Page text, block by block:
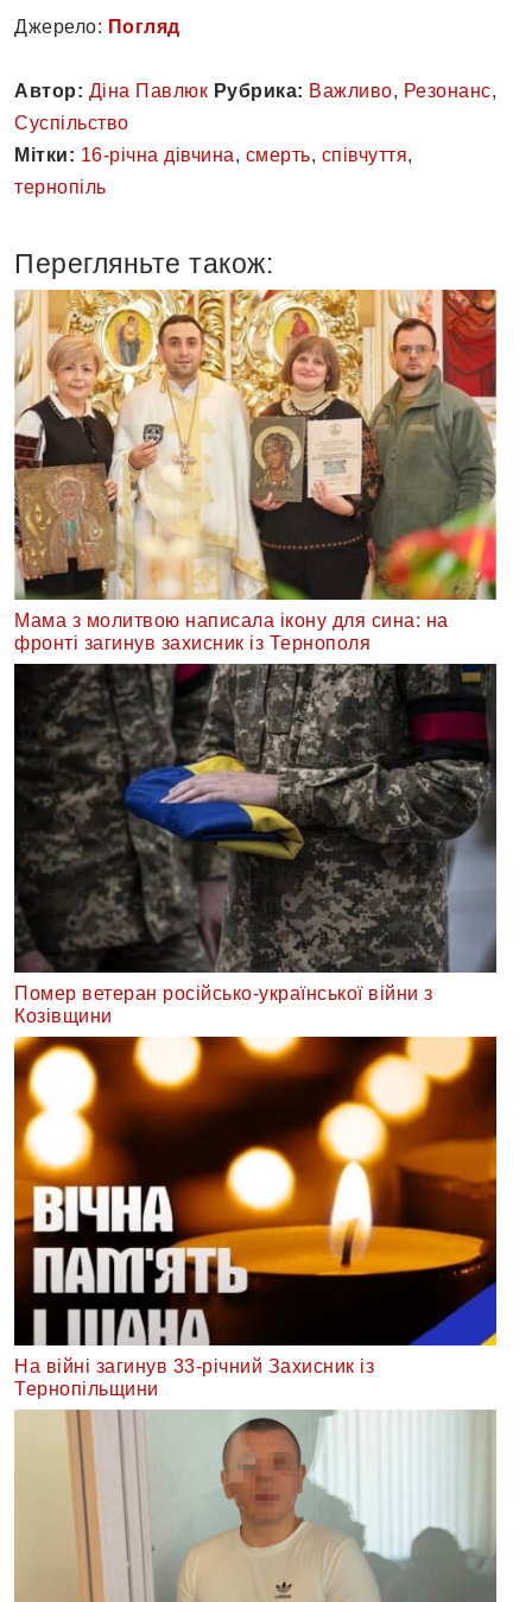
Джерело: Погляд
Автор: Діна Павлюк Рубрика: Важливо, Резонанс,
Суспільство
Мітки: 16-річна дівчина, смерть, співчуття,
тернопіль
Перегляньте також:
Мама з молитвою написала ікону для сина: на
фронті загинув захисник із Тернополя
Помер ветеран російсько-української війни з
Козівщини
На війні загинув 33-річний Захисник із
Тернопільщини